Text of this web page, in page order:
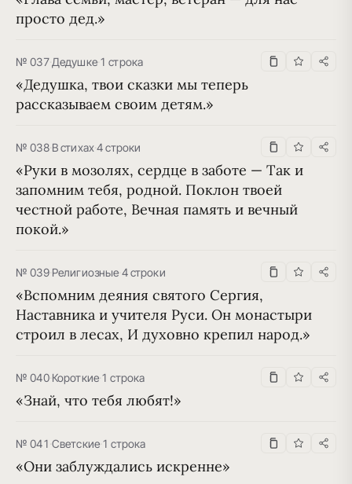
просто дед.»
№ 037·Дедушке·1 строка
«Дедушка, твои сказки мы теперь
рассказываем своим детям.»
№ 038·В стихах·4 строки
«Руки в мозолях, сердце в заботе — Так и
запомним тебя, родной. Поклон твоей
честной работе, Вечная память и вечный
покой.»
№ 039·Религиозные·4 строки
«Вспомним деяния святого Сергия,
Наставника и учителя Руси. Он монастыри
строил в лесах, И духовно крепил народ.»
№ 040·Короткие·1 строка
«Знай, что тебя любят!»
№ 041·Светские·1 строка
«Они заблуждались искренне»